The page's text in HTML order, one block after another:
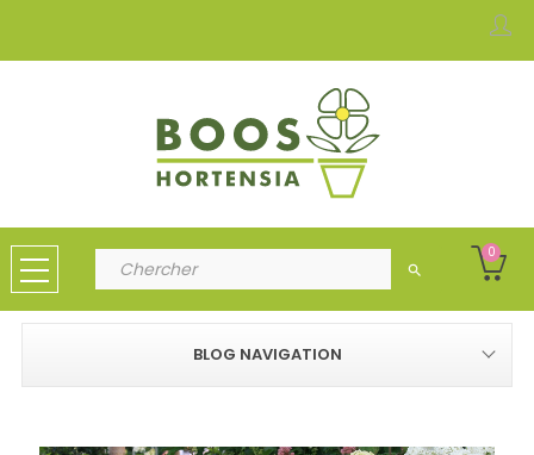
search
0
BLOG NAVIGATION